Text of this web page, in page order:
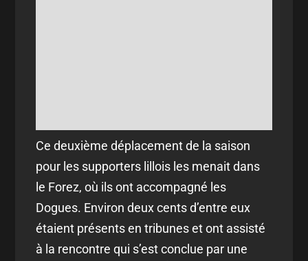
Ce deuxième déplacement de la saison
pour les supporters lillois les menait dans
le Forez, où ils ont accompagné les
Dogues. Environ deux cents d’entre eux
étaient présents en tribunes et ont assisté
à la rencontre qui s’est conclue par une